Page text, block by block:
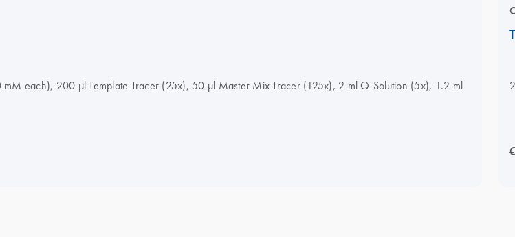
each), 200 µl Template Tracer (25x), 50 µl Master Mix Tracer (125x), 2 ml Q-Solution (5x), 1.2 ml